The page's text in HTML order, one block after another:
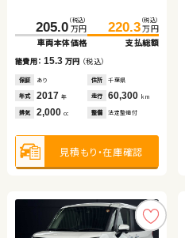
205.0 （税込）
万円
車両本体価格
220.3 （税込）
万円
支払総額
諸費用：15.3 万円 （税込）
保証 あり 住所 千葉県
年式 2017 年 走行 60,300 km
排気 2,000 cc 整備 法定整備付
見積もり・在庫確認
諸費用：10.0万円（税込）
なし 大分県
年式 2021年 走行
排気 660 整備 法定整備付
見積もり・在庫確認
諸費用：8.2 万円（税込）
あり 青森県
年式 2017年 走行
排気 660 整備 法定整備付
見積もり・在庫確認